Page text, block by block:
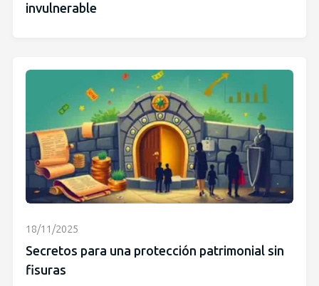
invulnerable
18/11/2025
Secretos para una protección patrimonial sin
fisuras